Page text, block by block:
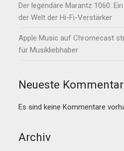
Der legendäre Marantz 1060:
der Welt der Hi-Fi-Verstärker
Apple Music auf Chromecast
für Musikliebhaber
Neueste
Es sind keine Kommentare
Archiv